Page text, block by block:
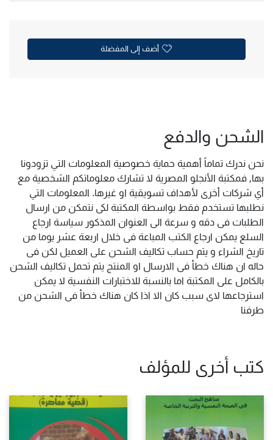
أضف إلى المفضلة
الشحن والدفع
نحن ندرك تماماً أهمية حماية خصوصية المعلومات التي تزودونا
بها, فمكتبة الأنجلو المصرية لا تشارك معلوماتكم الشخصية مع
أي شركات أخرى لأهداف تسويقية او غيرها. المعلومات التي
نطلبها تستخدم فقط بواسطة المكتبة لكى نتمكن من ارسال
الطلبات فى دقه و سرعة الى العنوان المذكور سياسة ارجاع
السلع يمكن ارجاع الكتب المباعة فى خلال اربعة عشر يوما من
تاريخ الشراء و يتم حساب تكاليف الشحن على العميل لكن فى
حاله ان هناك خطأ فى الارسال او المنتج يتم تحمل تكاليف الشحن
بالكامل على المكتبة اما بالنسبة للاختبارات النفسية لا يمكن
استرجاعها لاى سبب كان الا اذا كان هناك خطأ فى الشحن من
طرفنا
كتب أخرى للمؤلف